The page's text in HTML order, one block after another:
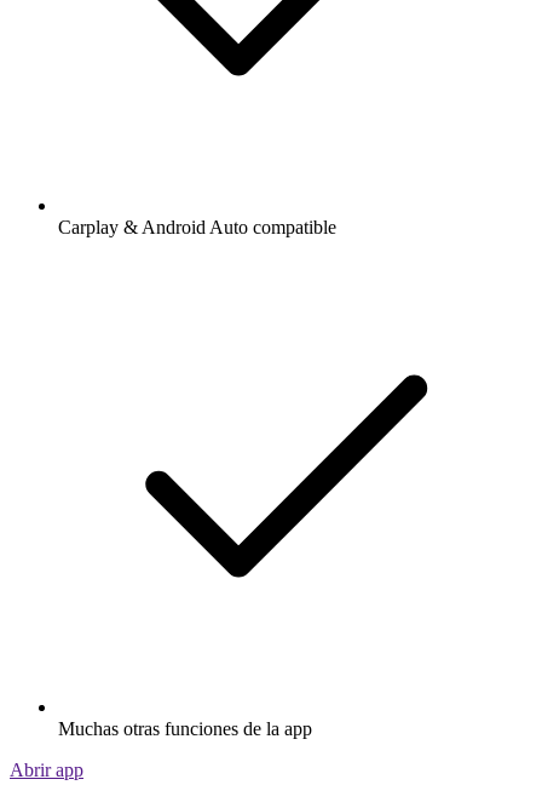
Carplay & Android Auto compatible
Muchas otras funciones de la app
Abrir app